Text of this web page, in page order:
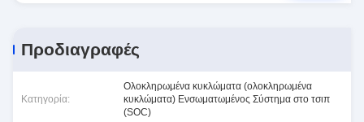
Προδιαγραφές
Κατηγορία:
Ολοκληρωμένα κυκλώματα (ολοκληρωμένα
κυκλώματα) Ενσωματωμένος Σύστημα στο τσιπ
(SOC)